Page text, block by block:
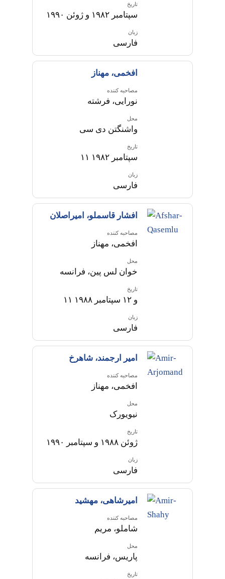
تاریخ
سپتامبر ۱۹۸۲ و ژوئن ۱۹۹۰
زبان
فارسی
افخمی، مهناز
مصاحبه کننده
نورایی، فرشته
محل
واشنگتن دی سی
تاریخ
۱۱ سپتامبر ۱۹۸۲
زبان
فارسی
افشار قاسملو، امیراصلان
مصاحبه کننده
افخمی، مهناز
محل
خوان لس پین، فرانسه
تاریخ
۱۱ و ۱۲ سپتامبر ۱۹۸۸
زبان
فارسی
امیر ارجمند، شاهرخ
مصاحبه کننده
افخمی، مهناز
محل
نیویورک
تاریخ
ژوئن ۱۹۸۸ و سپتامبر ۱۹۹۰
زبان
فارسی
امیرشاهی، مهشید
مصاحبه کننده
شاملو، مریم
محل
پاریس، فرانسه
تاریخ